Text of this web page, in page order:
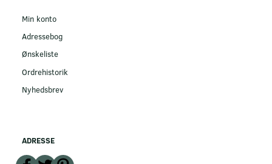
Min konto
Adressebog
Ønskeliste
Ordrehistorik
Nyhedsbrev
ADRESSE